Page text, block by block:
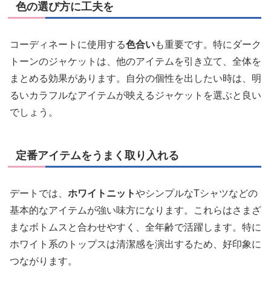
色の選び方に工夫を
コーディネートに使用する色合いも重要です。特にダーク
トーンのジャケットは、他のアイテムを引き立て、全体を
まとめる効果があります。自分の個性を出したい時は、明
るいカラフルなアイテムが映えるジャケットを選ぶと良い
でしょう。
定番アイテムをうまく取り入れる
デートでは、 ホワイトニットやシンプルなTシャツなどの
基本的なアイテムが強い味方になります。これらはさまざ
まなボトムスと合わせやすく、全年齢で活躍します。特に
ホワイト系のトップスは清潔感を演出するため、好印象に
つながります。